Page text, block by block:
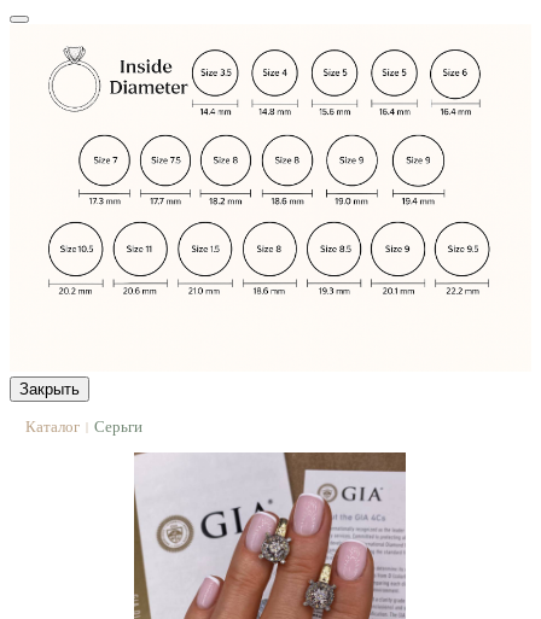
Закрыть
Каталог | Серьги